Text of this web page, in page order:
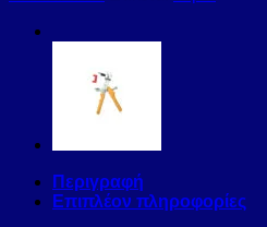
Περιγραφή
Επιπλέον πληροφορίες